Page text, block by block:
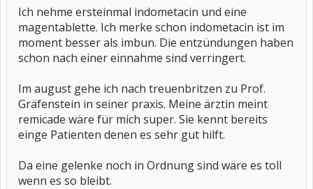
Ich nehme ersteinmal indometacin und eine
magentablette. Ich merke schon indometacin ist im
moment besser als imbun. Die entzündungen haben
schon nach einer einnahme sind verringert.
Im august gehe ich nach treuenbritzen zu Prof.
Gräfenstein in seiner praxis. Meine ärztin meint
remicade wäre für mich super. Sie kennt bereits
einge Patienten denen es sehr gut hilft.
Da eine gelenke noch in Ordnung sind wäre es toll
wenn es so bleibt.